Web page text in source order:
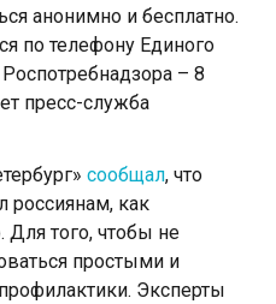
анонимно и бесплатно.
по телефону Единого
– 8
пресс-служба
сообщал, что
россиянам, как
того, чтобы не
простыми и
Эксперты